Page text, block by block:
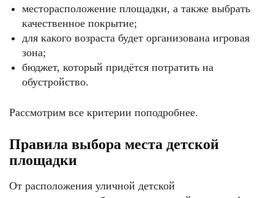
месторасположение площадки, а также выбрать
качественное покрытие;
для какого возраста будет организована игровая
зона;
бюджет, который придётся потратить на
обустройство.
Рассмотрим все критерии поподробнее.
Правила выбора места детской
площадки
От расположения уличной детской